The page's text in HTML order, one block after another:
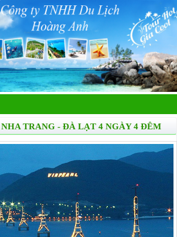
TRANG - ĐÀ LẠT 4 NGÀY 4 ĐÊM